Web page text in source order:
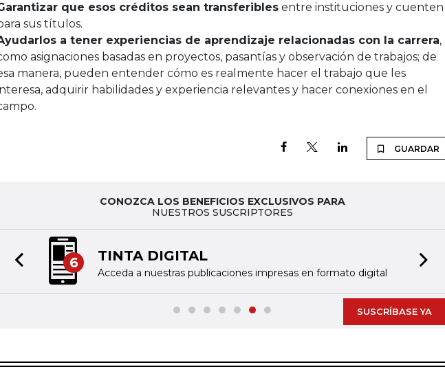
que esos créditos sean transferibles entre instituciones y cuenten
sus títulos.
a tener experiencias de aprendizaje relacionadas con la carrera,
asignaciones basadas en proyectos, pasantías y observación de trabajos; de
manera, pueden entender cómo es realmente hacer el trabajo que les
adquirir habilidades y experiencia relevantes y hacer conexiones en el
GUARDAR
CONOZCA LOS BENEFICIOS EXCLUSIVOS PARA
NUESTROS SUSCRIPTORES
6 TINTA DIGITAL
Acceda a nuestras publicaciones impresas en formato digital
Previous slide
SUSCRÍBASE YA